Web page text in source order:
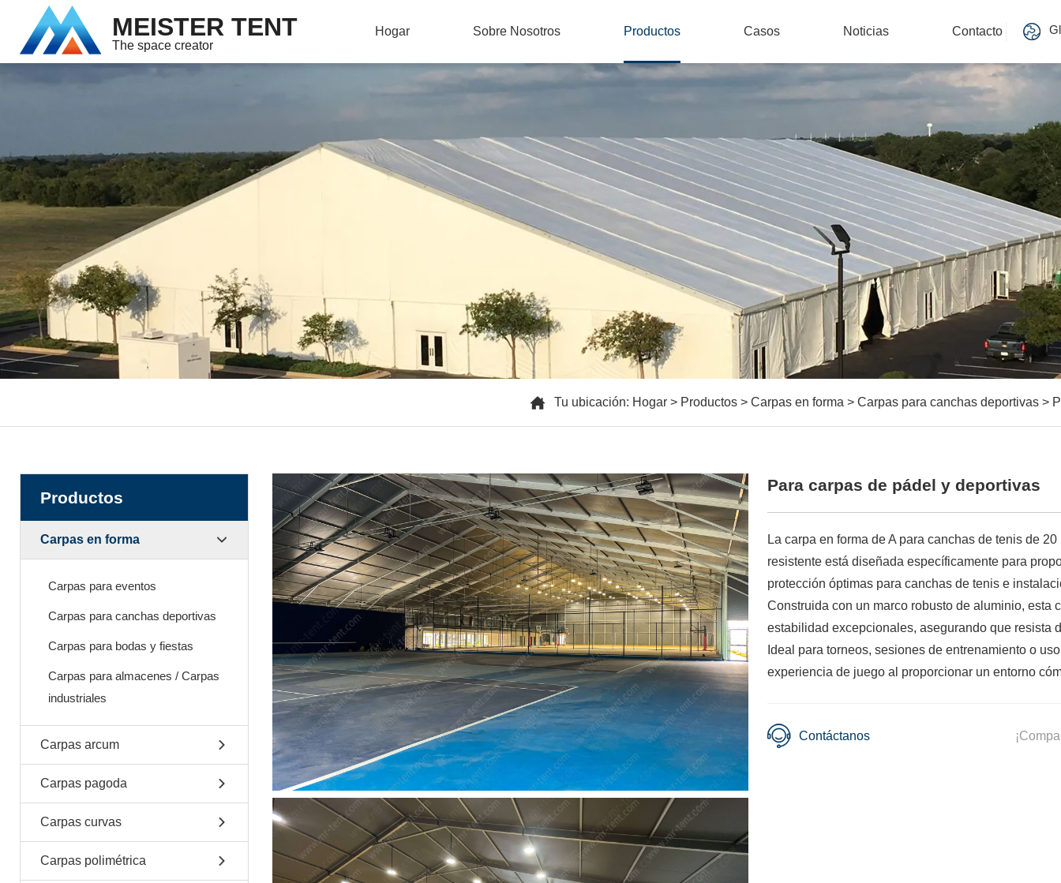
MEISTER TENT
The space creator
Hogar Sobre Nosotros Productos Casos Noticias Contacto
Tu ubicación: Hogar > Productos > Carpas en forma > Carpas para canchas deportivas >
Para carpas de pádel y deportivas
La carpa en forma de A para canchas de tenis de
resistente está diseñada específicamente para
protección óptimas para canchas de tenis e
Construida con un marco robusto de aluminio, esta
estabilidad excepcionales, asegurando que resista
Ideal para torneos, sesiones de entrenamiento o
experiencia de juego al proporcionar un entorno
Contáctanos
Productos
Carpas en forma
Carpas para eventos
Carpas para canchas deportivas
Carpas para bodas y fiestas
Carpas para almacenes / Carpas
industriales
Carpas arcum
Carpas pagoda
Carpas curvas
Carpas polimétrica